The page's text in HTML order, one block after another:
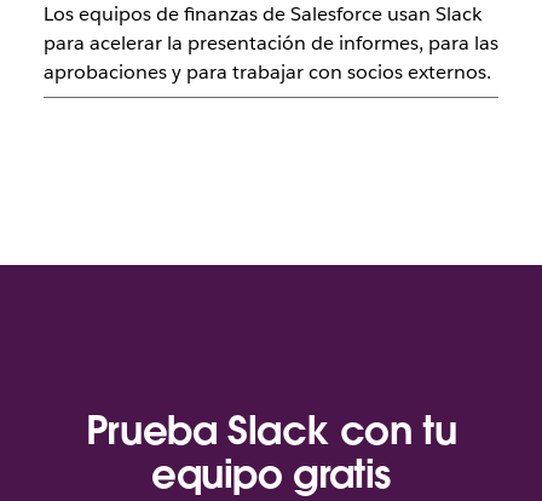
Los equipos de finanzas de Salesforce usan Slack
para acelerar la presentación de informes, para las
aprobaciones y para trabajar con socios externos.
Prueba Slack con tu
equipo gratis